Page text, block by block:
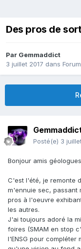
Des pros de
Par Gemmaddict
3 juillet 2017 dans
Posté(e) 3
Bonjour amis
C'est l'été, je remonte
m'ennuie sec, passant
pros à l'oeuvre
les autres.
J'ai toujours adoré la
foires (SMAM en stop
l'ENSG pour compléter